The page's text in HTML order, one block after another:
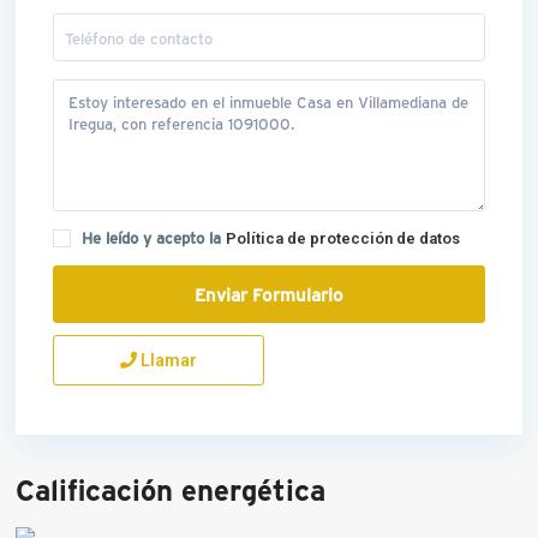
He leído y acepto la Política de protección de datos
Llamar
Calificación energética